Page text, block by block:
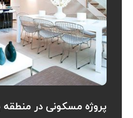
پروژه مسکونی در